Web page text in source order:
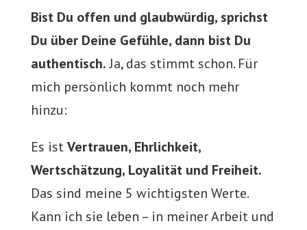
Bist Du offen und glaubwürdig, sprichst
Du über Deine Gefühle, dann bist Du
authentisch.Ja, das stimmt schon. Für
mich persönlich kommt noch mehr
hinzu:
Es istVertrauen, Ehrlichkeit,
Wertschätzung, Loyalität und Freiheit.
Das sind meine 5 wichtigsten Werte.
Kann ich sie leben – in meiner Arbeit und